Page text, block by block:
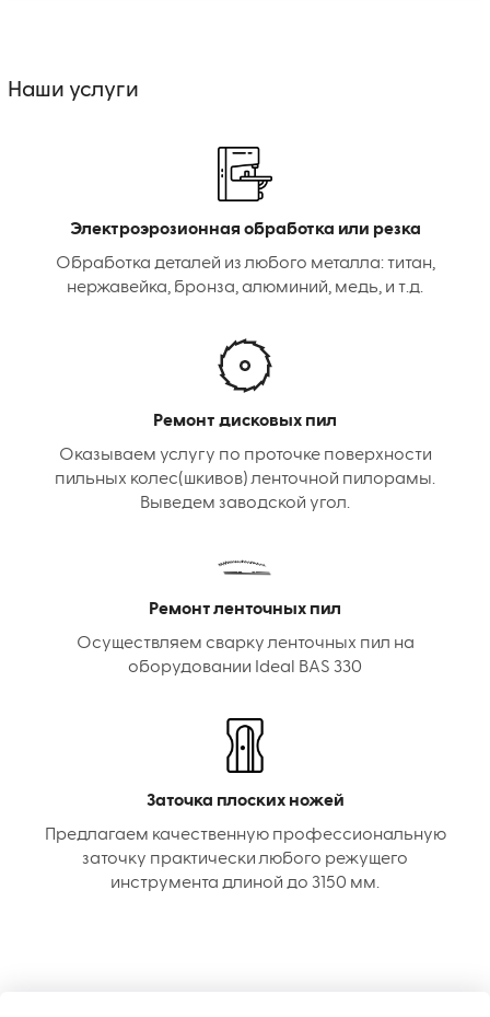
Наши услуги
Электроэрозионная обработка или резка
Обработка деталей из любого металла: титан,
нержавейка, бронза, алюминий, медь, и т.д.
Ремонт дисковых пил
Оказываем услугу по проточке поверхности
пильных колес(шкивов) ленточной пилорамы.
Выведем заводской угол.
Ремонт ленточных пил
Осуществляем сварку ленточных пил на
оборудовании Ideal BAS 330
Заточка плоских ножей
Предлагаем качественную профессиональную
заточку практически любого режущего
инструмента длиной до 3150 мм.